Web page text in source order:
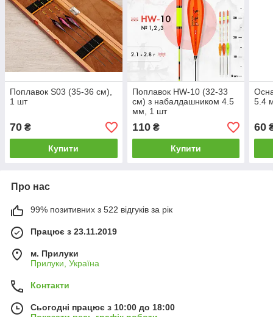
Поплавок S03 (35-36 см),
1 шт
70 ₴
Купити
Поплавок HW-10 (32-33
см) з набалдашником 4.5
мм, 1 шт
110₴
Купити
5.4
60
Про нас
99% позитивних з 522 відгуків за рік
Працює з 23.11.2019
м. Прилуки
Прилуки, Україна
Контакти
Сьогодні працює з 10:00 до 18:00